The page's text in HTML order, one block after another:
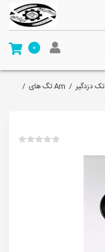
0
تک دزدگیر/ Am تگ های
/